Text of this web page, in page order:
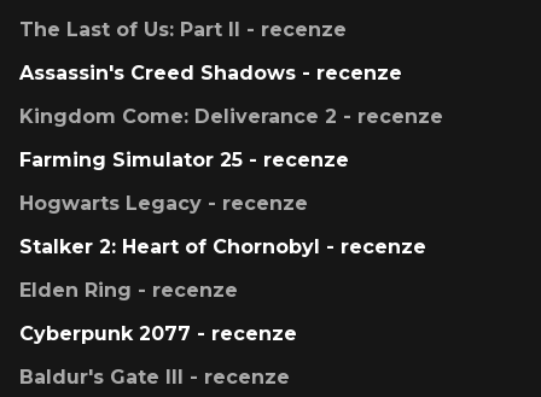
The Last of Us: Part II - recenze
Assassin's Creed Shadows - recenze
Kingdom Come: Deliverance 2 - recenze
Farming Simulator 25 - recenze
Hogwarts Legacy - recenze
Stalker 2: Heart of Chornobyl - recenze
Elden Ring - recenze
Cyberpunk 2077 - recenze
Baldur's Gate III - recenze